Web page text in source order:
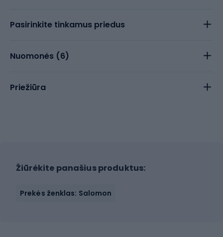
Pasirinkite tinkamus priedus
Nuomonės (6)
Priežiūra
Žiūrėkite panašius produktus:
Prekės ženklas: Salomon